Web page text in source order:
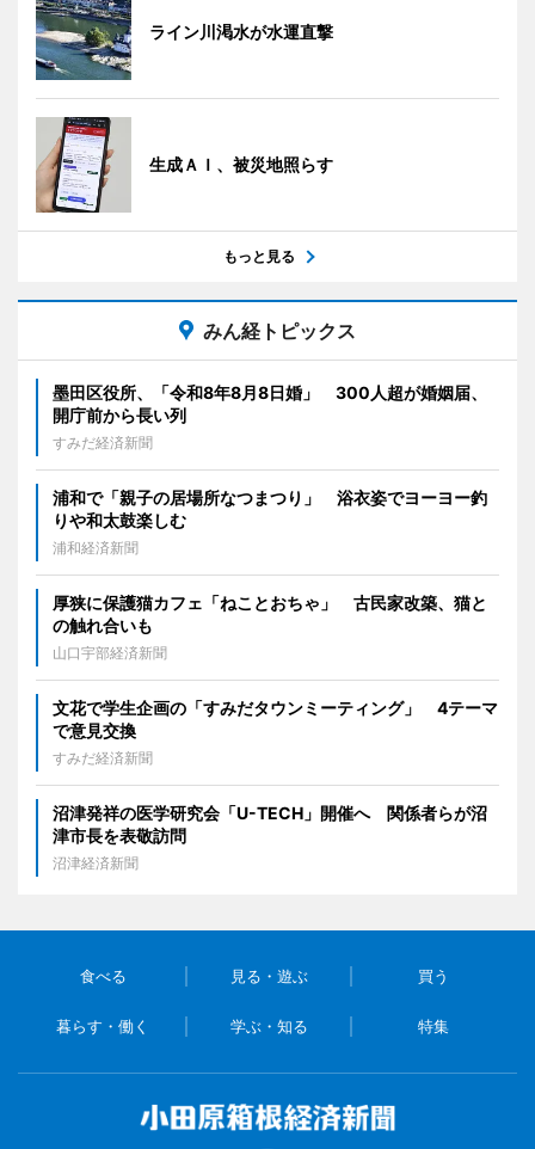
ライン川渇水が水運直撃
生成ＡＩ、被災地照らす
もっと見る
みん経トピックス
墨田区役所、「令和8年8月8日婚」 300人超が婚姻届、
開庁前から長い列
すみだ経済新聞
浦和で「親子の居場所なつまつり」 浴衣姿でヨーヨー釣
りや和太鼓楽しむ
浦和経済新聞
厚狭に保護猫カフェ「ねことおちゃ」 古民家改築、猫と
の触れ合いも
山口宇部経済新聞
文花で学生企画の「すみだタウンミーティング」 4テーマ
で意見交換
すみだ経済新聞
沼津発祥の医学研究会「U-TECH」開催へ 関係者らが沼
津市長を表敬訪問
沼津経済新聞
食べる 見る・遊ぶ 買う
暮らす・働く 学ぶ・知る 特集